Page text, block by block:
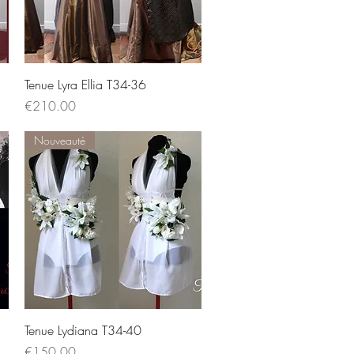
Quick View
Tenue Lyra Ellia T34-36
Price
€210.00
Quick View
Nouveauté
Tenue Lydiana T34-40